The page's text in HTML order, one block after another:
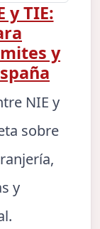
y TIE:
y
NIE y
sobre
y